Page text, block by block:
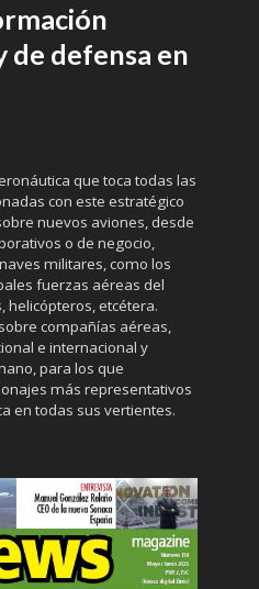
de defensa en
que toca todas las
con este estratégico
nuevos aviones, desde
o de negocio,
militares, como los
fuerzas aéreas del
helicópteros, etcétera.
compañías aéreas,
e internacional y
para los que
más representativos
en todas sus vertientes.